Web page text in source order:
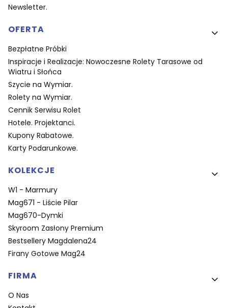
Newsletter.
OFERTA
Bezpłatne Próbki
Inspiracje i Realizacje: Nowoczesne Rolety Tarasowe od
Wiatru i Słońca
Szycie na Wymiar.
Rolety na Wymiar.
Cennik Serwisu Rolet
Hotele. Projektanci.
Kupony Rabatowe.
Karty Podarunkowe.
KOLEKCJE
W1 - Marmury
Mag671 - Liście Pilar
Mag670-Dymki
Skyroom Zasłony Premium
Bestsellery Magdalena24
Firany Gotowe Mag24
FIRMA
O Nas